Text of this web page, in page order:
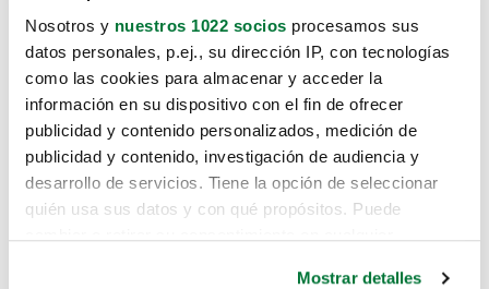
Nosotros y nuestros 1022 socios procesamos sus
datos personales, p.ej., su dirección IP, con tecnologías
como las cookies para almacenar y acceder la
información en su dispositivo con el fin de ofrecer
publicidad y contenido personalizados, medición de
publicidad y contenido, investigación de audiencia y
desarrollo de servicios. Tiene la opción de seleccionar
quién usa sus datos y con qué propósitos. Puede
Mostrar detalles
Lo sentimos, no sabemos como
te hemos traido hasta aquí.
Pero puedes encontrar el coche que estás
buscando en alguno de estos enlaces: